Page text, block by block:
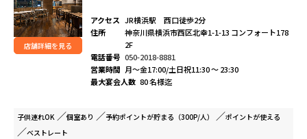
店舗詳細を見る
アクセス JR横浜駅 西口徒歩2分
住所
神奈川県横浜市西区北幸1-1-13 コンフォート178
2F
電話番号 050-2018-8881
営業時間 月～金17:00/土日祝11:30 ～ 23:30
最大宴会人数 80 名様迄
子供連れOK 個室あり 予約ポイントが貯まる（300P/人） ポイントが使える
ベストレート